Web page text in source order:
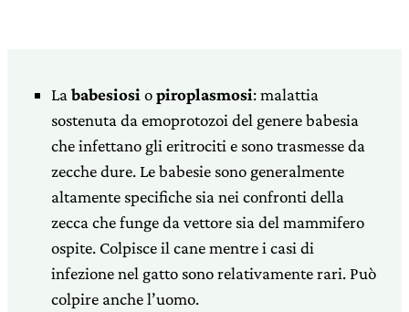
Lababesiosi opiroplasmosi: malattia
sostenuta da emoprotozoi del genere babesia
che infettano gli eritrociti e sono trasmesse da
zecche dure. Le babesie sono generalmente
altamente specifiche sia nei confronti della
zecca che funge da vettore sia del mammifero
ospite. Colpisce il cane mentre i casi di
infezione nel gatto sono relativamente rari. Può
colpire anche l’uomo.